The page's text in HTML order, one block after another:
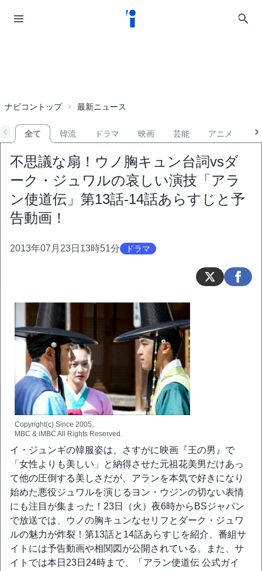
ナビコントップ 最新ニュース
全て 韓流 ドラマ 映画 芸能 アニメ
不思議な扇！ウノ胸キュン台詞vsダ
ーク・ジュワルの哀しい演技「アラ
ン使道伝」第13話-14話あらすじと予
告動画！
2013年07月23日13時51分 ドラマ
Copyright(c) Since 2005,
MBC & iMBC All Rights Reserved.
イ・ジュンギの韓服姿は、さすがに映画『王の男』で
「女性よりも美しい」と納得させた元祖花美男だけあっ
て他の圧倒する美しさだが、アランを本気で好きになり
始めた悪役ジュワルを演じるヨン・ウジンの切ない表情
にも注目が集まった！23日（火）夜6時からBSジャパン
で放送では、ウノの胸キュンなセリフとダーク・ジュワ
ルの魅力が炸裂！第13話と14話あらすじを紹介、番組サ
イトには予告動画や相関図が公開されている。また、サ
イトでは本日23日24時まで、「アラン使道伝 公式ガイ